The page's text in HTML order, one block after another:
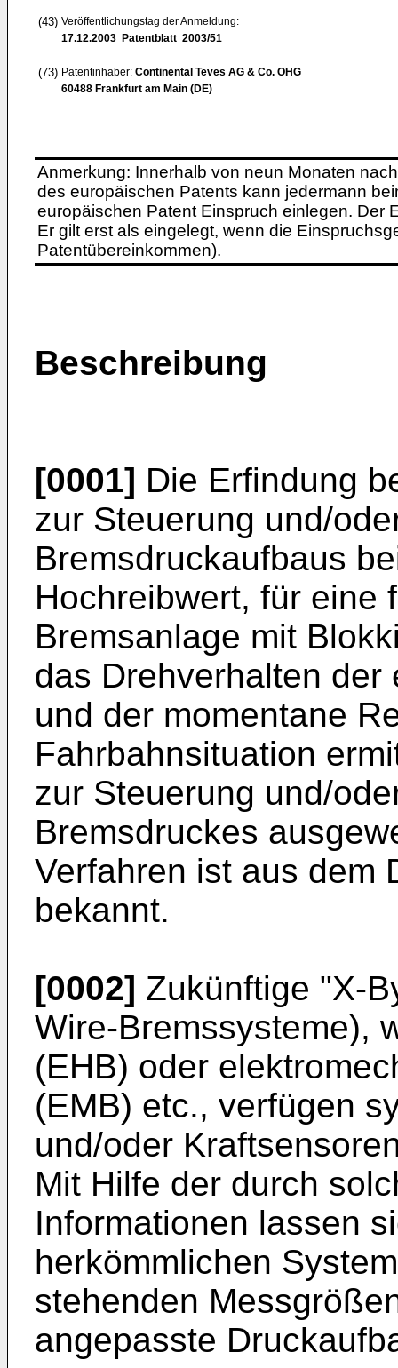
(43) Veröffentlichungstag der Anmeldung:
17.12.2003 Patentblatt 2003/51
(73) Patentinhaber: Continental Teves AG & Co. OHG
60488 Frankfurt am Main (DE)
Anmerkung: Innerhalb von neun Monaten
des europäischen Patents kann jedermann
europäischen Patent Einspruch einlegen. Der
Er gilt erst als eingelegt, wenn die
Patentübereinkommen).
Beschreibung
[0001] Die Erfindung
zur Steuerung und/
Bremsdruckaufbaus
Hochreibwert, für eine
Bremsanlage mit
das Drehverhalten
und der momentane
Fahrbahnsituation
zur Steuerung und/
Bremsdruckes
Verfahren ist aus dem
bekannt.
[0002] Zukünftige "X-
Wire-Bremssysteme),
(EHB) oder
(EMB) etc., verfügen
und/oder
Mit Hilfe der durch
Informationen lassen
herkömmlichen
stehenden
angepasste